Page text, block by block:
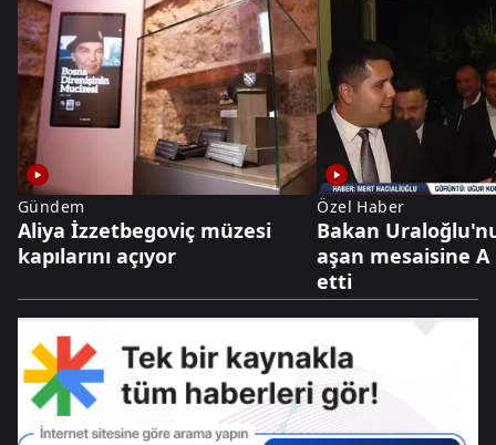
Gündem
Aliya İzzetbegoviç müzesi
kapılarını açıyor
Özel Haber
Bakan
aşan mesaisine
etti